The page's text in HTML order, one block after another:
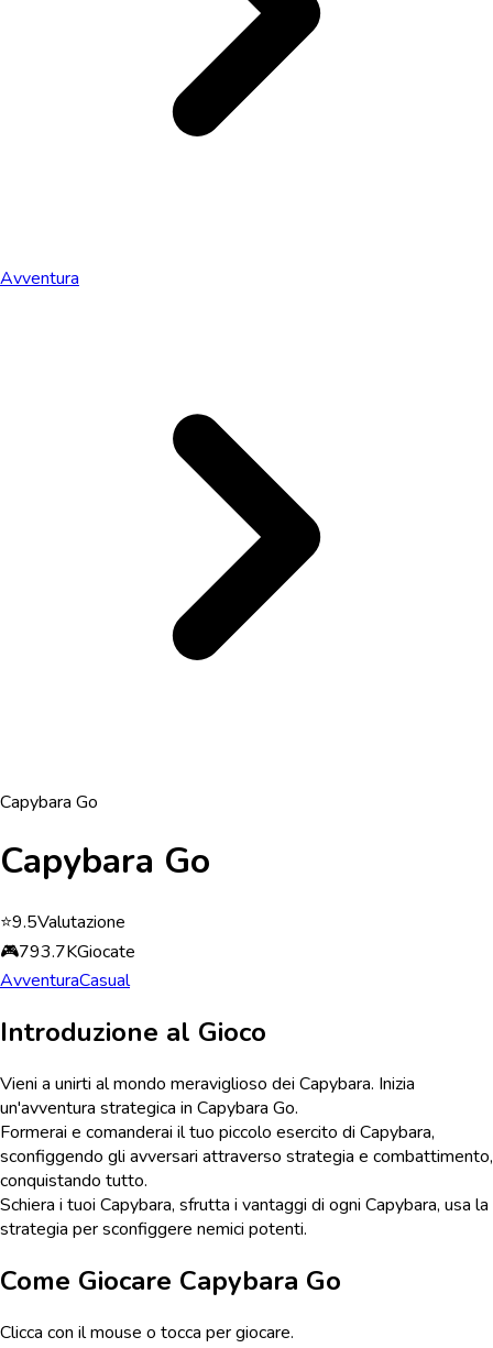
Avventura
Capybara Go
Capybara Go
⭐9.5Valutazione
🎮793.7KGiocate
AvventuraCasual
Introduzione al Gioco
Vieni a unirti al mondo meraviglioso dei Capybara. Inizia
un'avventura strategica in Capybara Go.
Formerai e comanderai il tuo piccolo esercito di Capybara,
sconfiggendo gli avversari attraverso strategia e combattimento,
conquistando tutto.
Schiera i tuoi Capybara, sfrutta i vantaggi di ogni Capybara, usa la
strategia per sconfiggere nemici potenti.
Come Giocare Capybara Go
Clicca con il mouse o tocca per giocare.